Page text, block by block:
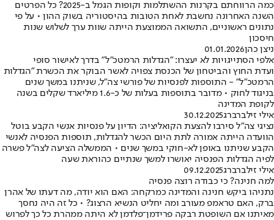
כמה הרווחתם בקרנות ההשתלמות וקופות הגמל ב-2025? כל הפרטים
השנה האחרונה נחשבת לאחת הטובות בהיסטוריה בשוק ההון • על פי
נתונים ראשוניים, התשואה הממוצעת הייתה שוות ערך לשלוש שנות
חיסכון
ניצן כהן01.01.2026
אלפי הסתייגויות לא יעצרו: "הגדלות הרמטכ"ל" בדרך לאישור סופי
ועדת החוץ והביטחון של הכנסת צפויה לאשר הבוקר את הכשרת "הגדלות
הרמטכ"ל" - התוספות לפנסיות של פורשי צה"ל, שניתנו במשך שנים
בניגוד לחוק • מדובר בתוספות בעלות של כ-1.6 מיליארד שקלים בשנה
לקופת המדינה
אילי זילברברג30.12.2025
נציגי צה"ל סירבו להצעת הקואליציה: הדיון על פנסיות אנשי הקבע בוטל
הוועדה הייתה אמורה לתת היום הכשר להגדלות, תוספות הפנסיה לאנשי
הקבע שניתנו באופן לא-חוקי במשך שנים • הממשלה הציעה לצה"ל פשרה
לפיה הגדלות הפנסיה יאושרו למשך שנתיים כהוראת שעה
אילי זילברברג09.12.2025
למה חנינה? כי כבודה רוצה פנסיה
נתניהו ביקש חנינה והמדינה כמרקחה: האם הוא יודה, מה דעתו של אהרן
ברק, האם טראמפ מעורב ומה יחליט הנשיא הרצוג? • כל זה היה נחסך
מאיתנו אם השופטת רבקה פרידמן־פלדמן לא היתה ממהרת כל כך לפרוש